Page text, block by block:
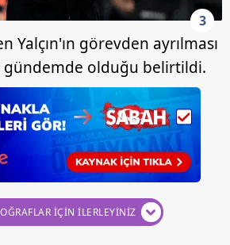
3
Yalçın'ın görevden ayrılması
gündemde olduğu belirtildi.
İÇİN İLERLEYİNİZ